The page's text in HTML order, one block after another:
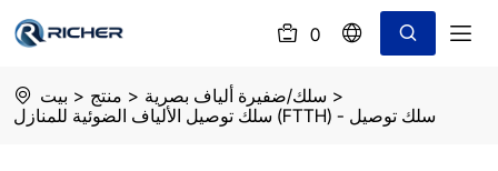
0
FTTH
patch
بيت > منتج > سلك/ضفيرة ألياف بصرية >
سلك توصيل الألياف الضوئية للمنازل (FTTH) - سلك توصيل